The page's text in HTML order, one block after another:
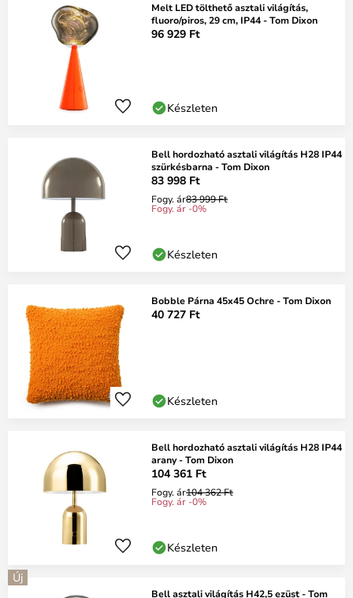
Melt LED tölthető asztali világítás,
fluoro/piros, 29 cm, IP44 - Tom Dixon
96 929 Ft
Készleten
Bell hordozható asztali világítás H28 IP44
szürkésbarna - Tom Dixon
83 998 Ft
Fogy. ár83 999 Ft
Fogy. ár -0%
Készleten
Bobble Párna 45x45 Ochre - Tom Dixon
40 727 Ft
Készleten
Bell hordozható asztali világítás H28 IP44
arany - Tom Dixon
104 361 Ft
Fogy. ár104 362 Ft
Fogy. ár -0%
Készleten
Új
Bell asztali világítás H42,5 ezüst - Tom